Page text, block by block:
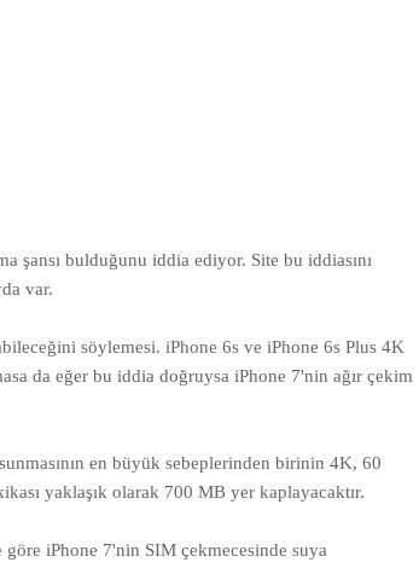
şansı bulduğunu iddia ediyor. Site bu iddiasını
var.
söylemesi. iPhone 6s ve iPhone 6s Plus 4K
da eğer bu iddia doğruysa iPhone 7'nin ağır çekim
en büyük sebeplerinden birinin 4K, 60
yaklaşık olarak 700 MB yer kaplayacaktır.
iPhone 7'nin SIM çekmecesinde suya